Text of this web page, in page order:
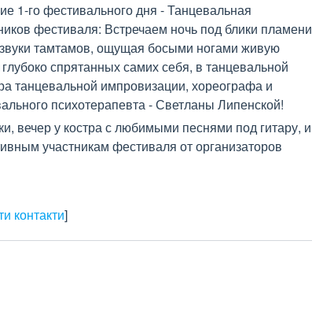
1-го фестивального дня - Танцевальная
фестиваля: Встречаем ночь под блики пламени
тамтамов, ощущая босыми ногами живую
спрятанных самих себя, в танцевальной
танцевальной импровизации, хореографа и
психотерапевта - Светланы Липенской!
вечер у костра с любимыми песнями под гитару, и
участникам фестиваля от организаторов
контакти]